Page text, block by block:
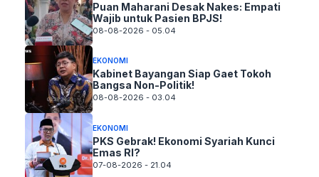
Puan Maharani Desak Nakes: Empati
Wajib untuk Pasien BPJS!
08-08-2026 - 05.04
EKONOMI
Kabinet Bayangan Siap Gaet Tokoh
Bangsa Non-Politik!
08-08-2026 - 03.04
EKONOMI
PKS Gebrak! Ekonomi Syariah Kunci
Emas RI?
07-08-2026 - 21.04